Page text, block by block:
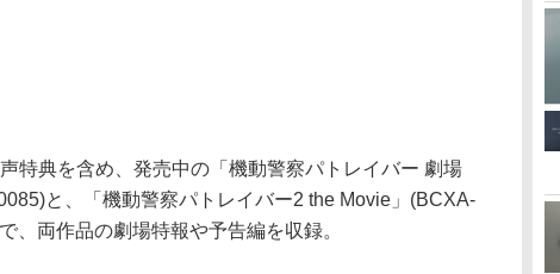
特典を含め、発売中の「機動警察パトレイバー 劇場
と、「機動警察パトレイバー2 the Movie」(BCXA-
、両作品の劇場特報や予告編を収録。